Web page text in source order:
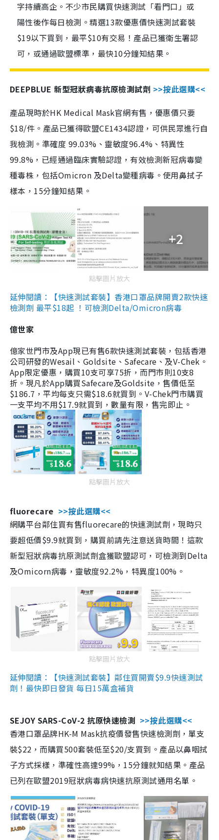
字持續高企。不少市民購買快速測試「看門口」或
陽性後作每日檢測。精選13款優惠價快速測試套裝
$19以下買到，最平$10有交易！產品已獲衛生署認
可，或通過歐盟標準，最快10分鐘知結果。
DEEPBLUE 新型冠狀病毒抗原檢測試劑 >>按此選購<<
產品現時於HK Medical Mask官網有售，優惠價只要
$18/件。產品已獲得歐盟CE1434認證，可供民眾進行自
我檢測。準確度 99.03%、靈敏度96.4%、特異性
99.8%，已經通過臨床實驗認證，有效檢測新冠病毒變
種毒株，包括Omicron 及Delta變種病毒。使用鼻拭子
樣本，15分鐘知結果。
+2
點擊圖片放大
延伸閱讀：【快速測試套裝】香港口罩品牌開賣2款快速
檢測劑 最平$18起 ！可檢測Delta/Omicron病毒
億世家
億家世門市及App現已有售6款快速測試套裝，包括香港
公司研發的Wesail、Goldsite、Safecare、及V-Chek。
App限定優惠，購買10支可享75折，而門市則10支8
折。現凡於App購買Safecare及Goldsite，售價低至
$186.7，平均每支只需$18.6就買到。V-Chek門市購買
一支平均不用$17.9就買到，數量有限，售完即止。
點擊圖片放大
fluorecare >>按此選購<<
網購平台鄰住買有售fluorecare的快速測試劑，現時只
要超低價$9.9就買到，購買前請先注意送貨時間！這款
新型冠狀病毒抗原測試劑盒獲歐盟認可，可檢測到Delta
及Omicorn病毒，靈敏度92.2%，特異度100%。
點擊圖片放大
延伸閱讀：【快速測試套裝】鄰住買開賣$9.9快速測試
劑！最快即日發貨 每日15萬盒補貨
SEJOY SARS-CoV-2 抗原快速檢測 >>按此選購<<
香港口罩品牌HK-M Mask抗疫價發售快速檢測劑，單支
裝$22，而購買500套裝低至$20/支買到。產品以鼻咽拭
子方式採樣，準確性高達99%，15分鐘就知結果。產品
已列在歐盟2019冠狀病毒病快速抗原測試通用名單。